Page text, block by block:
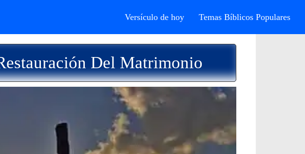
Versículo de hoy Temas Bíblicos Populares
Del Matrimonio